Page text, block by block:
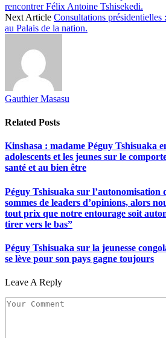
rencontrer Félix Antoine Tshisekedi.
Next Article Consultations présidentielles
au Palais de la nation.
Gauthier Masasu
Related Posts
Kinshasa : madame Péguy Tshisuaka
adolescents et les jeunes sur le
santé et au bien être
Péguy Tshisuaka sur l’autonomisation
sommes de leaders d’opinions, alors
tout prix que notre entourage soit
tirer vers le bas”
Péguy Tshisuaka sur la jeunesse
se lève pour son pays gagne toujours
Leave A Reply